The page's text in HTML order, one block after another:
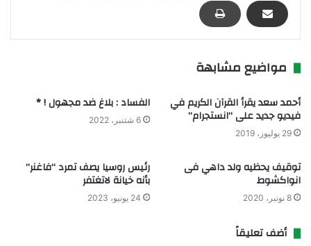
مواضيع مشابهة
أحمد سعد يقرأ القرآن الكريم في
فيديو جديد على “انستجرام”
29 يوليوز، 2019
الفساد : بلاغ ضد مجهول ! *
6 شتنبر، 2022
توقيف يحظيه ولد داهي فى
انواكشوط
8 نونبر، 2020
رئيس روسيا يصف تمرد “فاغنر”
بأنه خيانة لاتغتفر
24 يونيو، 2023
أضف تعليقاً